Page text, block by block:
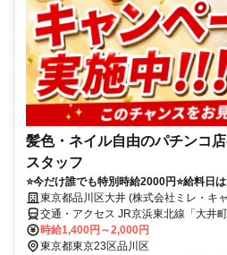
髪色・ネイル自由のパチンコ
スタッフ
⭐今だけ誰でも特別時給2000円⭐給料日
東京都品川区大井 (株式会社ミレ・キ
交通・アクセス JR京浜東北線「大井
時給1,400円～2,000円
東京都東京23区品川区